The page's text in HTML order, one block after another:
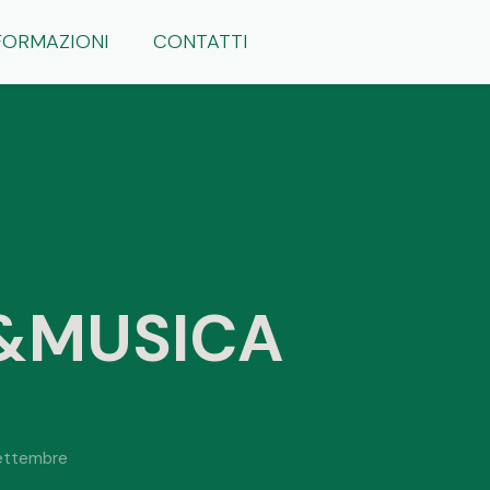
CONTATTI